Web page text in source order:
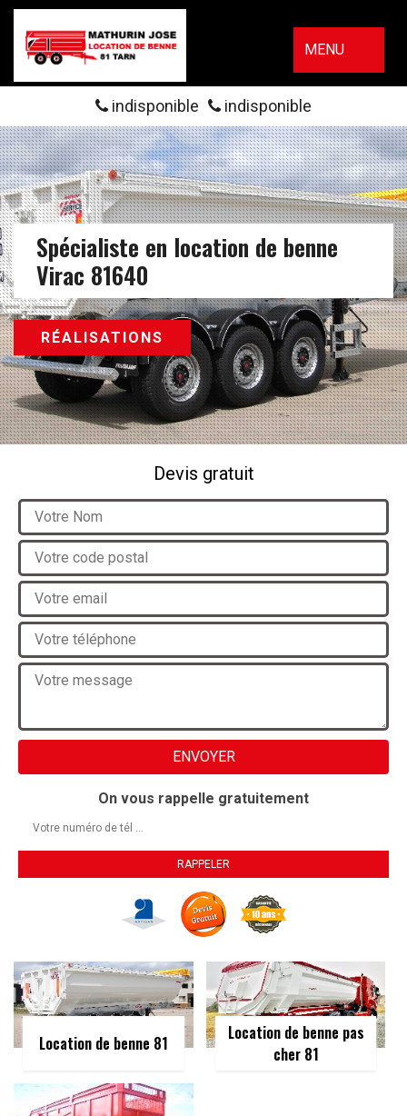
MENU
indisponible indisponible
Spécialiste en location de benne
Virac 81640
RÉALISATIONS
Devis gratuit
On vous rappelle gratuitement
Location de benne 81
Location de benne pas
cher 81